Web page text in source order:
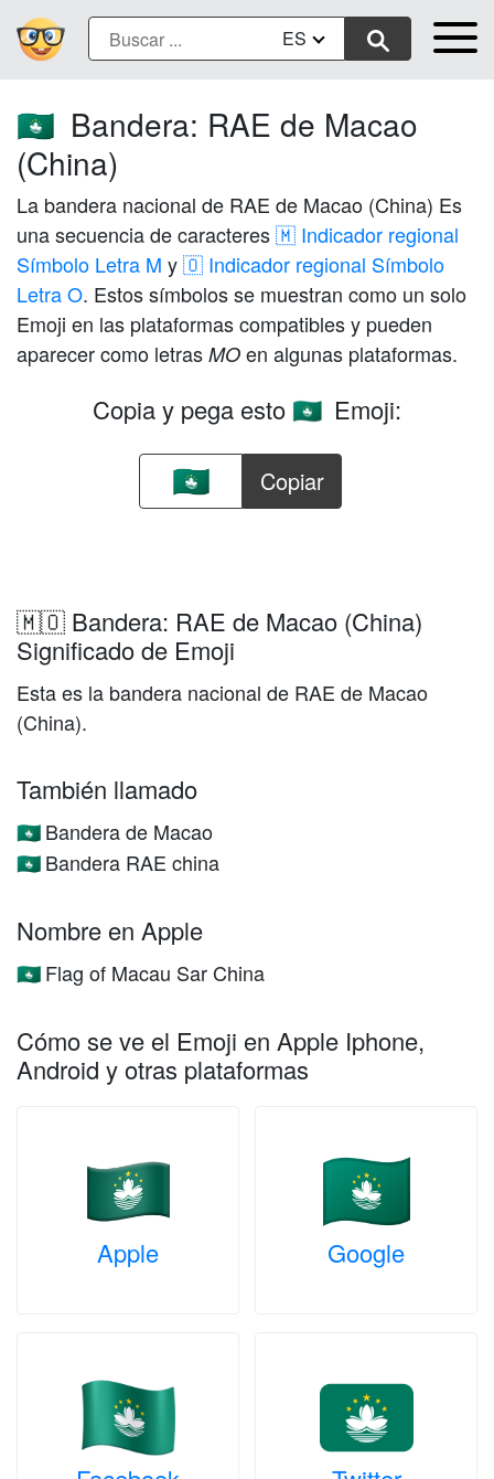
ES
🇲🇴 Bandera: RAE de Macao
(China)
La bandera nacional de RAE de Macao (China) Es
una secuencia de caracteres🇲 Indicador regional
Símbolo Letra M y🇴 Indicador regional Símbolo
Letra O. Estos símbolos se muestran como un solo
Emoji en las plataformas compatibles y pueden
aparecer como letras MO en algunas plataformas.
Copia y pega esto 🇲🇴 Emoji:
Copiar
🇲🇴 Bandera: RAE de Macao (China)
Significado de Emoji
Esta es la bandera nacional de RAE de Macao
(China).
También llamado
🇲🇴 Bandera de Macao
🇲🇴 Bandera RAE china
Nombre en Apple
🇲🇴 Flag of Macau Sar China
Cómo se ve el Emoji en Apple Iphone,
Android y otras plataformas
Apple Google